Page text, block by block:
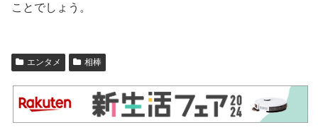
ことでしょう。
エンタメ 相棒